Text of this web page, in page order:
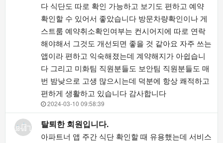
다 식단도 따로 확인 가능하고 보기도 편하고 예약
확인할 수 있어서 좋았습니다 방문차량확인이나 게
스트룸 예약취소확인여부는 컨시어지에 따로 연락
해야해서 그것도 개선되면 좋을 것 같아요 자주 쓰는
앱이라 편하고 익숙해졌는데 계약해지가 아쉽습니
다 그리고 미화팀 직원분들도 보안팀 직원분들도 매
번 밤낮으로 고생 많으시는데 덕분에 항상 쾌적하고
편하게 생활하고 있습니다 감사합니다
2024-03-10 09:58:39
탈퇴한 회원입니다.
아파트너 앱 주간 식단 확인할 때 유용했는데 서비스